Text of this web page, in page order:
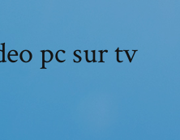
pc sur tv